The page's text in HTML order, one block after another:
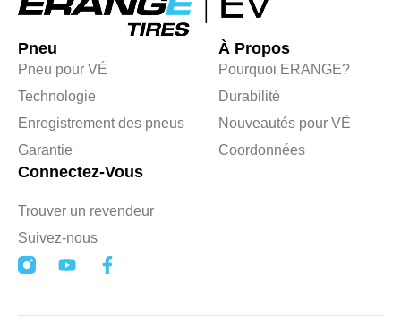
Pneu
Pneu pour VÉ
Technologie
Enregistrement des pneus
Garantie
À Propos
Pourquoi ERANGE?
Durabilité
Nouveautés pour VÉ
Coordonnées
Connectez-Vous
Trouver un revendeur
Suivez-nous